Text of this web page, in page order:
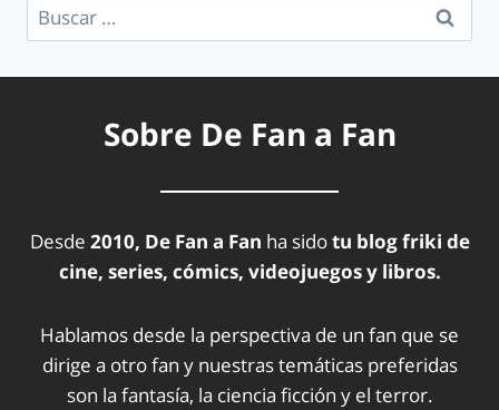
Sobre De Fan a Fan
Desde 2010, De Fan a Fan ha sidotu blog friki de
cine, series, cómics, videojuegos y libros.
Hablamos desde la perspectiva de un fan que se
dirige a otro fan y nuestras temáticas preferidas
son la fantasía, la ciencia ficción y el terror.